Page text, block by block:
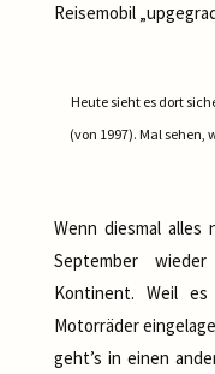
Reisemobil
Heute sieht es dort
(von 1997). Mal sehen,
Wenn diesmal alles
September
Kontinent. Weil
Motorräder
geht’s in einen